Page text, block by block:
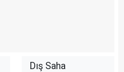
Dış Saha